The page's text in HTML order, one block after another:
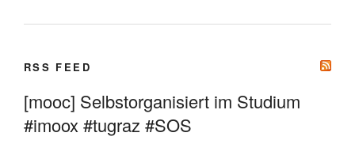
RSS FEED
[mooc] Selbstorganisiert im Studium
#imoox #tugraz #SOS